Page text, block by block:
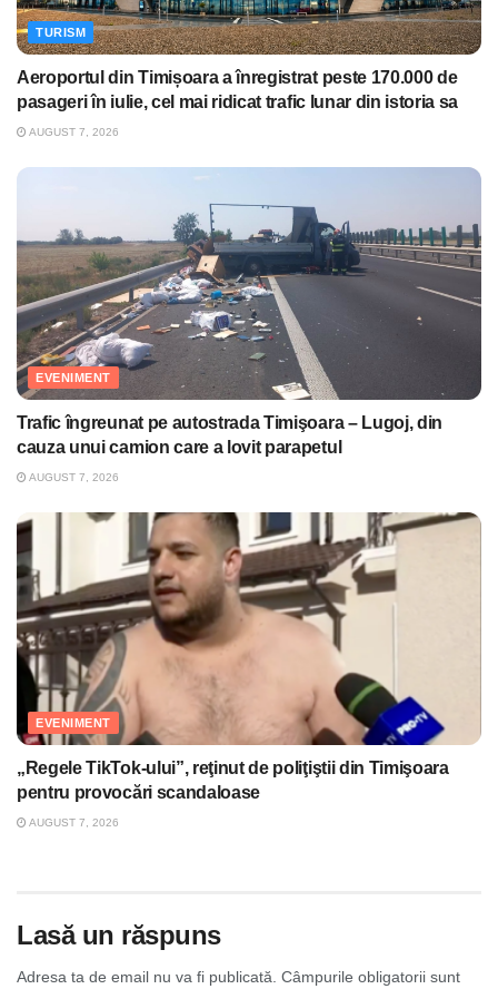
TURISM
Aeroportul din Timișoara a înregistrat peste 170.000 de
pasageri în iulie, cel mai ridicat trafic lunar din istoria sa
AUGUST 7, 2026
EVENIMENT
Trafic îngreunat pe autostrada Timişoara – Lugoj, din
cauza unui camion care a lovit parapetul
AUGUST 7, 2026
EVENIMENT
„Regele TikTok-ului”, reţinut de poliţiştii din Timişoara
pentru provocări scandaloase
AUGUST 7, 2026
Lasă un răspuns
Adresa ta de email nu va fi publicată. Câmpurile obligatorii sunt